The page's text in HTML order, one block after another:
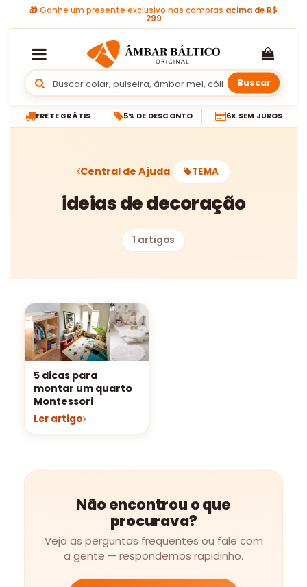
🎁Ganhe um presente exclusivo nas compras acima de R$
299
Buscar
FRETE GRÁTIS 5% DE DESCONTO 6X SEM JUROS
Central de Ajuda TEMA
ideias de decoração
1 artigos
5 dicas para
montar um quarto
Montessori
Ler artigo
Não encontrou o que
procurava?
Veja as perguntas frequentes ou fale com
a gente — respondemos rapidinho.